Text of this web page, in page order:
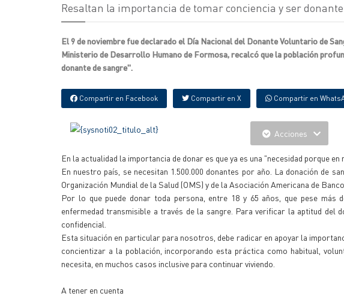
Resaltan la importancia de tomar conciencia y ser
El 9 de noviembre fue declarado el Día Nacional del Donante Voluntario de
Ministerio de Desarrollo Humano de Formosa, recalcó que la población
donante de sangre".
Compartir en Facebook Compartir en X Compartir en
Acciones
En la actualidad la importancia de donar es que ya es una "necesidad porque
En nuestro país, se necesitan 1.500.000 donantes por año. La donación de
Organización Mundial de la Salud (OMS) y de la Asociación Americana de
Por lo que puede donar toda persona, entre 18 y 65 años, que pese más
enfermedad transmisible a través de la sangre. Para verificar la aptitud del
confidencial.
Esta situación en particular para nosotros, debe radicar en apoyar la
concientizar a la población, incorporando esta práctica como habitual,
necesita, en muchos casos inclusive para continuar viviendo.
A tener en cuenta